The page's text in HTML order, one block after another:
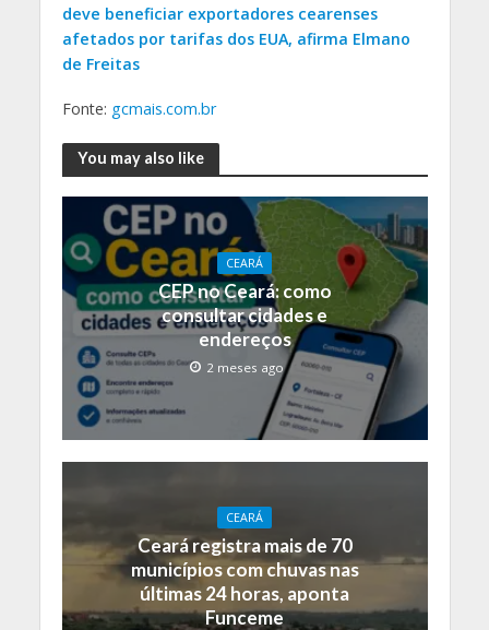
deve beneficiar exportadores cearenses
afetados por tarifas dos EUA, afirma Elmano
de Freitas
Fonte: gcmais.com.br
You may also like
CEARÁ
CEP no Ceará: como
consultar cidades e
endereços
2 meses ago
CEARÁ
Ceará registra mais de 70
municípios com chuvas nas
últimas 24 horas, aponta
Funceme